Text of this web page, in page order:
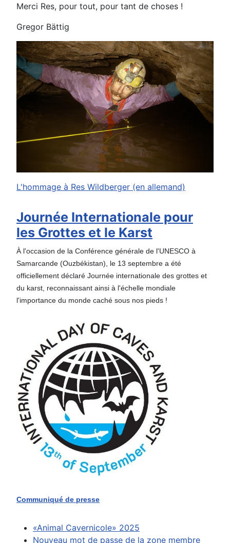
Merci Res, pour tout, pour tant de choses !
Gregor Bättig
L'hommage à Res Wildberger (en allemand)
Journée Internationale pour
les Grottes et le Karst
À l'occasion de la Conférence générale de l'UNESCO à
Samarcande (Ouzbékistan), le 13 septembre a été
officiellement déclaré Journée internationale des grottes et
du karst, reconnaissant ainsi à l'échelle mondiale
l'importance du monde caché sous nos pieds !
Communiqué de presse
«Animal Cavernicole» 2025
Nouveau mot de passe de la zone membre